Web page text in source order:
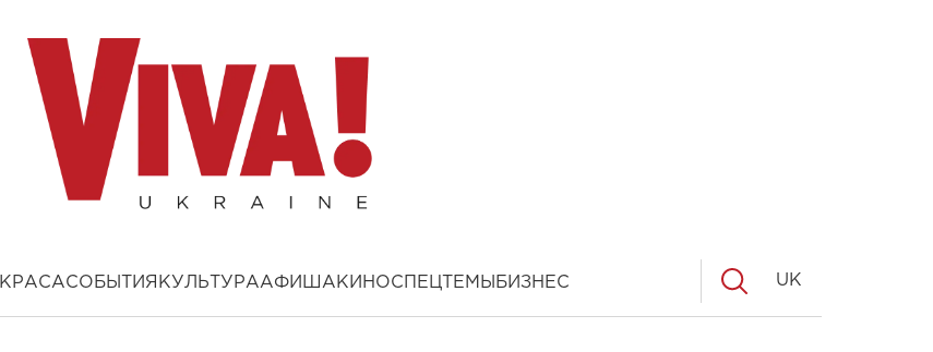
КРАСАСОБЫТИЯ КУЛЬТУРААФИША КИНОСПЕЦТЕМЫ БИЗНЕС UK